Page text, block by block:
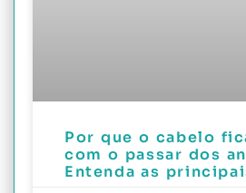
Por que o cabelo
com o passar dos
Entenda as